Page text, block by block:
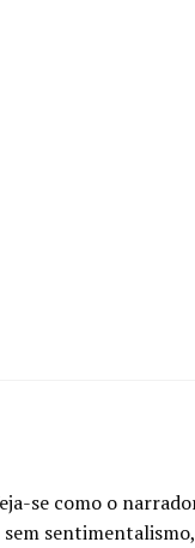
se como o